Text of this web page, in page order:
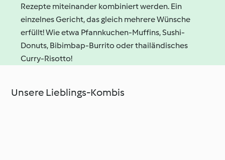
Rezepte miteinander kombiniert werden. Ein
einzelnes Gericht, das gleich mehrere Wünsche
erfüllt! Wie etwa Pfannkuchen-Muffins, Sushi-
Donuts, Bibimbap-Burrito oder thailändisches
Curry-Risotto!
Unsere Lieblings-Kombis